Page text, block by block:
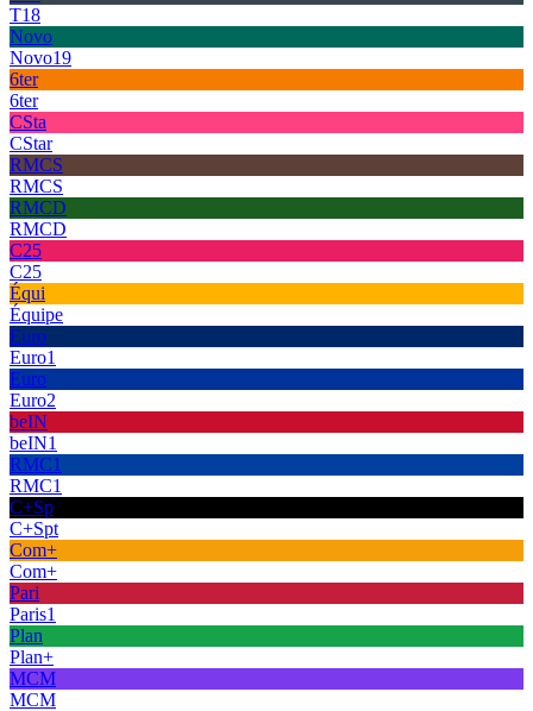
T18
Novo
Novo19
6ter
6ter
CSta
CStar
RMCS
RMCS
RMCD
RMCD
C25
C25
Équi
Équipe
Euro
Euro1
Euro
Euro2
beIN
beIN1
RMC1
RMC1
C+Sp
C+Spt
Com+
Com+
Pari
Paris1
Plan
Plan+
MCM
MCM